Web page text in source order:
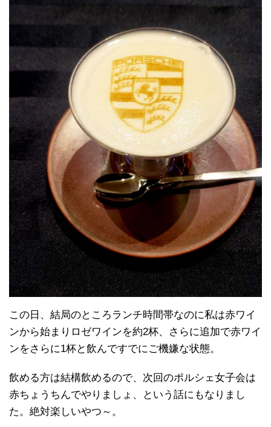
この日、結局のところランチ時間帯なのに私は赤ワイ
ンから始まりロゼワインを約2杯、さらに追加で赤ワイ
ンをさらに1杯と飲んですでにご機嫌な状態。
飲める方は結構飲めるので、次回のポルシェ女子会は
赤ちょうちんでやりましょ、という話にもなりまし
た。絶対楽しいやつ～。